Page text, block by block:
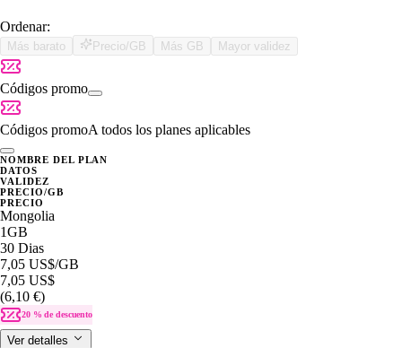
Ordenar:
Más barato Precio/GB Más GB Mayor validez
Códigos promo
Códigos promoA todos los planes aplicables
NOMBRE DEL PLAN
DATOS
VALIDEZ
PRECIO/GB
PRECIO
Mongolia
1GB
30 Dias
7,05 US$/GB
7,05 US$
(6,10 €)
20 % de descuento
Ver detalles